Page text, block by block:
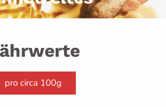
pro circa 100g